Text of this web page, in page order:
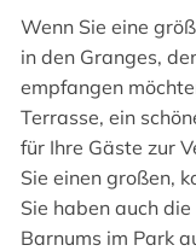
Wenn Sie eine
in den Granges,
empfangen
Terrasse, ein
für Ihre Gäste zur
Sie einen großen,
Sie haben auch
Barnums im Park